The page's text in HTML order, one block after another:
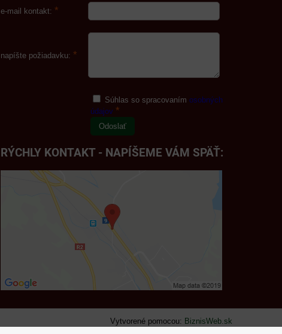
e-mail kontakt: *
napíšte požiadavku: *
Súhlas so spracovanímosobných
údajov *
Odoslať
RÝCHLY KONTAKT - NAPÍŠEME VÁM SPÄŤ:
Vytvorené pomocou: BiznisWeb.sk